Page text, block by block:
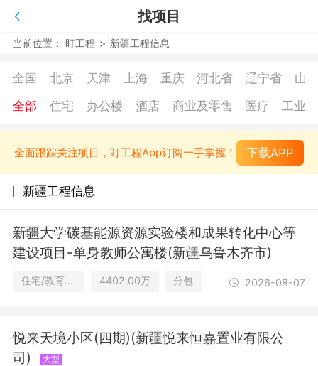
找项目
当前位置： 盯工程 > 新疆工程信息
全国 北京 天津 上海 重庆 河北省 辽宁省
山
全部
住宅 办公楼 酒店 商业及零售 医疗 工业
全面跟踪关注项目，盯工程App订阅一手掌握！ 下载APP
新疆工程信息
新疆大学碳基能源资源实验楼和成果转化中心等
建设项目-单身教师公寓楼(新疆乌鲁木齐市)
住宅/教育及研究设施 4402.00万 分包 2026-08-07
悦来天境小区(四期)(新疆悦来恒嘉置业有限公
司)
大型